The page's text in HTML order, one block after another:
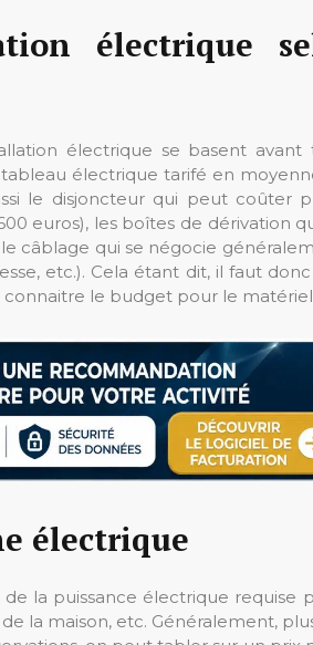
électrique
électrique se basent
électrique tarifé en
le disjoncteur qui peut coûter
euros), les boîtes de dérivation
câblage qui se négocie
etc.). Cela étant dit, il faut
le budget pour le
électrique
la puissance électrique requise
la maison, etc. Généralement,